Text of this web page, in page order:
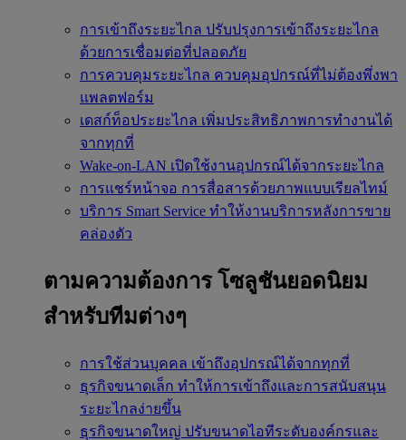
การเข้าถึงระยะไกล ปรับปรุงการเข้าถึงระยะไกล
ด้วยการเชื่อมต่อที่ปลอดภัย
การควบคุมระยะไกล ควบคุมอุปกรณ์ที่ไม่ต้องพึ่งพา
แพลตฟอร์ม
เดสก์ท็อประยะไกล เพิ่มประสิทธิภาพการทำงานได้
จากทุกที่
Wake-on-LAN เปิดใช้งานอุปกรณ์ได้จากระยะไกล
การแชร์หน้าจอ การสื่อสารด้วยภาพแบบเรียลไทม์
บริการ Smart Service ทำให้งานบริการหลังการขาย
คล่องตัว
ตามความต้องการ โซลูชันยอดนิยม
สำหรับทีมต่างๆ
การใช้ส่วนบุคคล เข้าถึงอุปกรณ์ได้จากทุกที่
ธุรกิจขนาดเล็ก ทำให้การเข้าถึงและการสนับสนุน
ระยะไกลง่ายขึ้น
ธุรกิจขนาดใหญ่ ปรับขนาดไอทีระดับองค์กรและ